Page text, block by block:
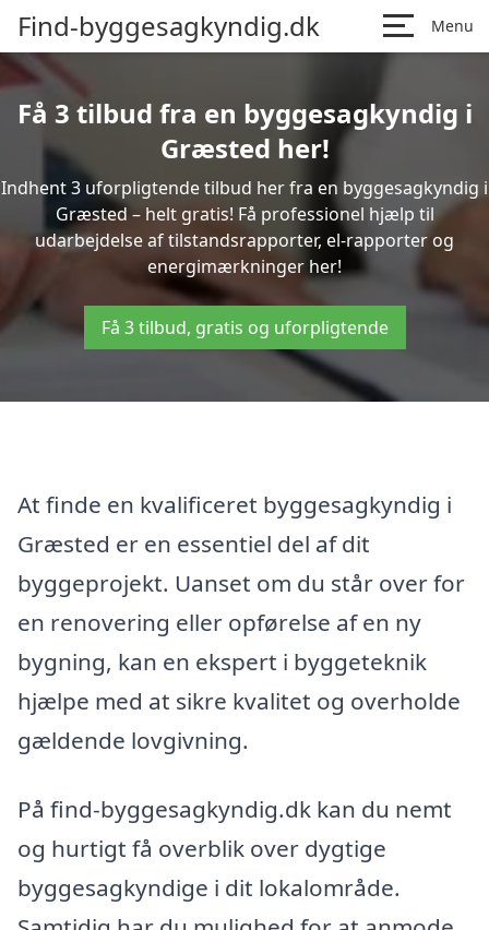
Find-byggesagkyndig.dk Menu
Få 3 tilbud fra en byggesagkyndig i
Græsted her!
Indhent 3 uforpligtende tilbud her fra en byggesagkyndig i
Græsted – helt gratis! Få professionel hjælp til
udarbejdelse af tilstandsrapporter, el-rapporter og
energimærkninger her!
Få 3 tilbud, gratis og uforpligtende
At finde en kvalificeret byggesagkyndig i
Græsted er en essentiel del af dit
byggeprojekt. Uanset om du står over for
en renovering eller opførelse af en ny
bygning, kan en ekspert i byggeteknik
hjælpe med at sikre kvalitet og overholde
gældende lovgivning.
På find-byggesagkyndig.dk kan du nemt
og hurtigt få overblik over dygtige
byggesagkyndige i dit lokalområde.